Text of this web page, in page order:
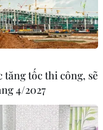
tăng tốc thi công, sẽ
4/2027